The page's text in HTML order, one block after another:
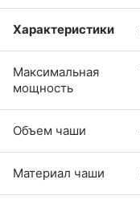
Характеристики
Максимальная
мощность
Объем чаши
Материал чаши